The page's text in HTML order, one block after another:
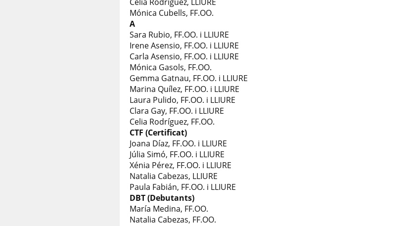
Mónica Cubells, FF.OO.
A
Sara Rubio, FF.OO. i LLIURE
Irene Asensio, FF.OO. i LLIURE
Carla Asensio, FF.OO. i LLIURE
Mónica Gasols, FF.OO.
Gemma Gatnau, FF.OO. i LLIURE
Marina Quílez, FF.OO. i LLIURE
Laura Pulido, FF.OO. i LLIURE
Clara Gay, FF.OO. i LLIURE
Celia Rodríguez, FF.OO.
CTF (Certificat)
Joana Díaz, FF.OO. i LLIURE
Júlia Simó, FF.OO. i LLIURE
Xénia Pérez, FF.OO. i LLIURE
Natalia Cabezas, LLIURE
Paula Fabián, FF.OO. i LLIURE
DBT (Debutants)
María Medina, FF.OO.
Natalia Cabezas, FF.OO.